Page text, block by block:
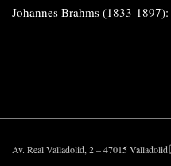
Johannes Brahms (1833-1897):
Av. Real Valladolid, 2 – 47015 Valladolid